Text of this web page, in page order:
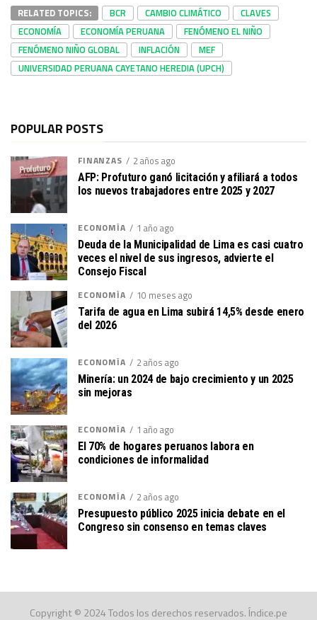
RELATED TOPICS: BCR CAMBIO CLIMÁTICO
CLAVES
ECONOMÍA
ECONOMÍA PERUANA
FENÓMENO EL NIÑO
FENÓMENO NIÑO GLOBAL
INFLACIÓN
MEF
UNIVERSIDAD PERUANA CAYETANO HEREDIA (UPCH)
POPULAR POSTS
FINANZAS 2 años ago
AFP: Profuturo ganó licitación y afiliará a todos
los nuevos trabajadores entre 2025 y 2027
ECONOMÍA 1 año ago
Deuda de la Municipalidad de Lima es casi cuatro
veces el nivel de sus ingresos, advierte el
Consejo Fiscal
ECONOMÍA
10 meses ago
Tarifa de agua en Lima subirá 14,5% desde enero
del 2026
ECONOMÍA 2 años ago
Minería: un 2024 de bajo crecimiento y un 2025
sin mejoras
ECONOMÍA 1 año ago
El 70% de hogares peruanos labora en
condiciones de informalidad
ECONOMÍA 2 años ago
Presupuesto público 2025 inicia debate en el
Congreso sin consenso en temas claves
Copyright © 2024 Todos los derechos reservados. Índice.pe